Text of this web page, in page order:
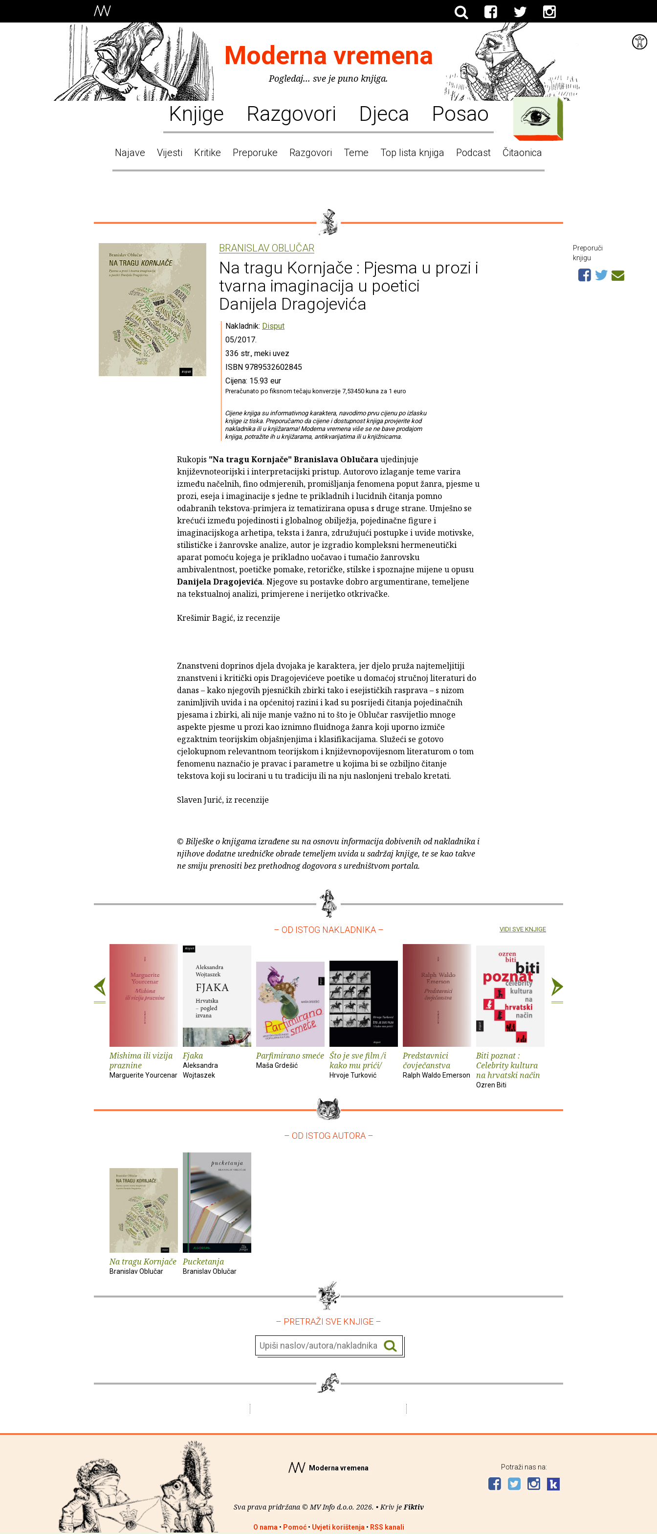
Moderna vremena
Pogledaj... sve je puno knjiga.
Knjige Razgovori Djeca Posao
Najave Vijesti Kritike Preporuke Razgovori Teme Top lista knjiga Podcast Čitaonica
BRANISLAV OBLUČAR
Na tragu Kornjače : Pjesma u prozi i
tvarna imaginacija u poetici
Danijela Dragojevića
Nakladnik: Disput
05/2017.
336 str., meki uvez
ISBN 9789532602845
Cijena: 15.93 eur
Preračunato po fiksnom tečaju konverzije 7,53450 kuna za 1 euro
Cijene knjiga su informativnog karaktera, navodimo prvu cijenu po izlasku
knjige iz tiska. Preporučamo da cijene i dostupnost knjiga provjerite kod
nakladnika ili u knjižarama! Moderna vremena više se ne bave prodajom
knjiga, potražite ih u knjižarama, antikvarijatima ili u knjižnicama.
Rukopis "Na tragu Kornjače" Branislava Oblučaraujedinjuje
književnoteorijski i interpretacijski pristup. Autorovo izlaganje teme varira
između načelnih, fino odmjerenih, promišljanja fenomena poput žanra, pjesme u
prozi, eseja i imaginacije s jedne te prikladnih i lucidnih čitanja pomno
odabranih tekstova-primjera iz tematizirana opusa s druge strane. Umješno se
krećući između pojedinosti i globalnog obilježja, pojedinačne figure i
imaginacijskoga arhetipa, teksta i žanra, združujući postupke i uvide motivske,
stilističke i žanrovske analize, autor je izgradio kompleksni hermeneutički
aparat pomoću kojega je prikladno uočavao i tumačio žanrovsku
ambivalentnost, poetičke pomake, retoričke, stilske i spoznajne mijene u opusu
Danijela Dragojevića. Njegove su postavke dobro argumentirane, temeljene
na tekstualnoj analizi, primjerene i nerijetko otkrivačke.
Krešimir Bagić, iz recenzije
Znanstveni doprinos djela dvojaka je karaktera, jer djelo pruža najtemeljitiji
znanstveni i kritički opis Dragojevićeve poetike u domaćoj stručnoj literaturi do
danas – kako njegovih pjesničkih zbirki tako i esejističkih rasprava – s nizom
zanimljivih uvida i na općenitoj razini i kad su posrijedi čitanja pojedinačnih
pjesama i zbirki, ali nije manje važno ni to što je Oblučar rasvijetlio mnoge
aspekte pjesme u prozi kao iznimno fluidnoga žanra koji uporno izmiče
egzaktnim teorijskim objašnjenjima i klasifikacijama. Služeći se gotovo
cjelokupnom relevantnom teorijskom i književnopovijesnom literaturom o tom
fenomenu naznačio je pravac i parametre u kojima bi se ozbiljno čitanje
tekstova koji su locirani u tu tradiciju ili na nju naslonjeni trebalo kretati.
Slaven Jurić, iz recenzije
© Bilješke o knjigama izrađene su na osnovu informacija dobivenih od nakladnika i
njihove dodatne uredničke obrade temeljem uvida u sadržaj knjige, te se kao takve
ne smiju prenositi bez prethodnog dogovora s uredništvom portala.
Preporuči
knjigu
– OD ISTOG NAKLADNIKA –
Mishima ili vizija
praznine
Marguerite Yourcenar
Fjaka
Aleksandra
Wojtaszek
Parfimirano smeće
Maša Grdešić
Što je sve film /i
kako mu prići/
Hrvoje Turković
Predstavnici
čovječanstva
Ralph Waldo Emerson
Biti poznat :
Celebrity kultura
na hrvatski način
Ozren Biti
VIDI SVE KNJIGE
– OD ISTOG AUTORA –
Na tragu Kornjače
Branislav Oblučar
Pucketanja
Branislav Oblučar
– PRETRAŽI SVE KNJIGE –
Moderna vremena
Sva prava pridržana © MV Info d.o.o. 2026. • Kriv je Fiktiv
O nama • Pomoć• Uvjeti korištenja • RSS kanali
Potraži nas na: